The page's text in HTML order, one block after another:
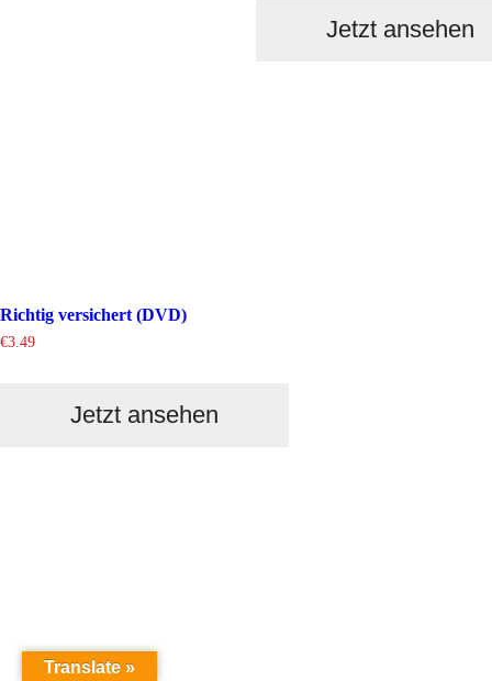
Jetzt ansehen
Richtig versichert (DVD)
€3.49
Jetzt ansehen
Translate »